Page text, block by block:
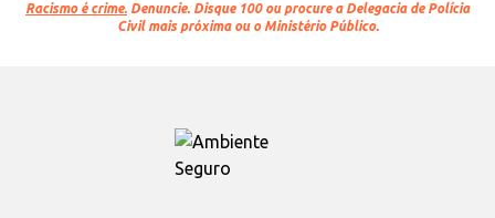
Racismo é crime. Denuncie. Disque 100 ou procure a Delegacia de Polícia
Civil mais próxima ou o Ministério Público.